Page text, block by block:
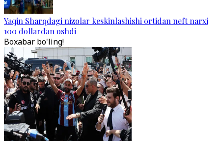
Yaqin Sharqdagi nizolar keskinlashishi ortidan neft narxi
100 dollardan oshdi
Boxabar bo'ling!